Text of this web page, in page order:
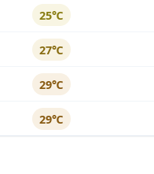
25℃
27℃
29℃
29℃